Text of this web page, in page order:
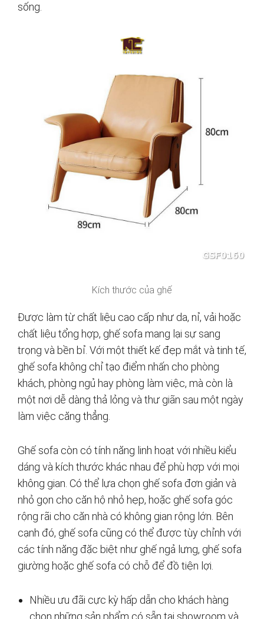
sống.
Kích thước của ghế
Được làm từ chất liệu cao cấp như da, nỉ, vải hoặc
chất liệu tổng hợp, ghế sofa mang lại sự sang
trọng và bền bỉ. Với một thiết kế đẹp mắt và tinh tế,
ghế sofa không chỉ tạo điểm nhấn cho phòng
khách, phòng ngủ hay phòng làm việc, mà còn là
một nơi dễ dàng thả lỏng và thư giãn sau một ngày
làm việc căng thẳng.
Ghế sofa còn có tính năng linh hoạt với nhiều kiểu
dáng và kích thước khác nhau để phù hợp với mọi
không gian. Có thể lựa chọn ghế sofa đơn giản và
nhỏ gọn cho căn hộ nhỏ hẹp, hoặc ghế sofa góc
rộng rãi cho căn nhà có không gian rộng lớn. Bên
cạnh đó, ghế sofa cũng có thể được tùy chỉnh với
các tính năng đặc biệt như ghế ngả lưng, ghế sofa
giường hoặc ghế sofa có chỗ để đồ tiện lợi.
Nhiều ưu đãi cực kỳ hấp dẫn cho khách hàng